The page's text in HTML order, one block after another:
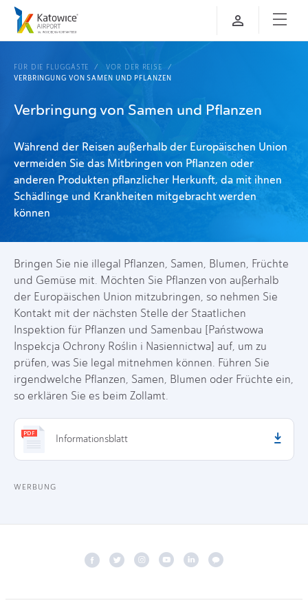
FÜR DIE FLUGGÄSTE
VOR DER REISE
VERBRINGUNG VON SAMEN UND PFLANZEN
Verbringung von Samen und Pflanzen
Während der Reisen außerhalb der Europäischen Union
vermeiden Sie das Mitbringen von Pflanzen oder
anderen Produkten pflanzlicher Herkunft, da mit ihnen
Schädlinge und Krankheiten mitgebracht werden
können
Bringen Sie nie illegal Pflanzen, Samen, Blumen, Früchte
und Gemüse mit. Möchten Sie Pflanzen von außerhalb
der Europäischen Union mitzubringen, so nehmen Sie
Kontakt mit der nächsten Stelle der Staatlichen
Inspektion für Pflanzen und Samenbau [Państwowa
Inspekcja Ochrony Roślin i Nasiennictwa] auf, um zu
prüfen, was Sie legal mitnehmen können. Führen Sie
irgendwelche Pflanzen, Samen, Blumen oder Früchte ein,
so erklären Sie es beim Zollamt.
Informationsblatt
WERBUNG